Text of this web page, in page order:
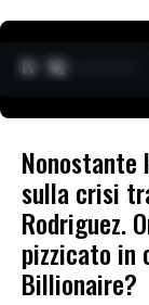
sulla crisi
Rodriguez.
pizzicato in
Billionaire?